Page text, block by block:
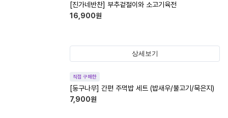
[진가네반찬] 부추겉절이와 소고기육전
16,900원
상세보기
직접 구매한
[둥구나무] 간편 주먹밥 세트 (밥새우/불고기/묵은지)
7,900원